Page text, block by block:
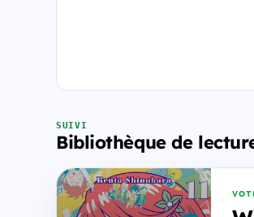
SUIVI
Bibliothèque de